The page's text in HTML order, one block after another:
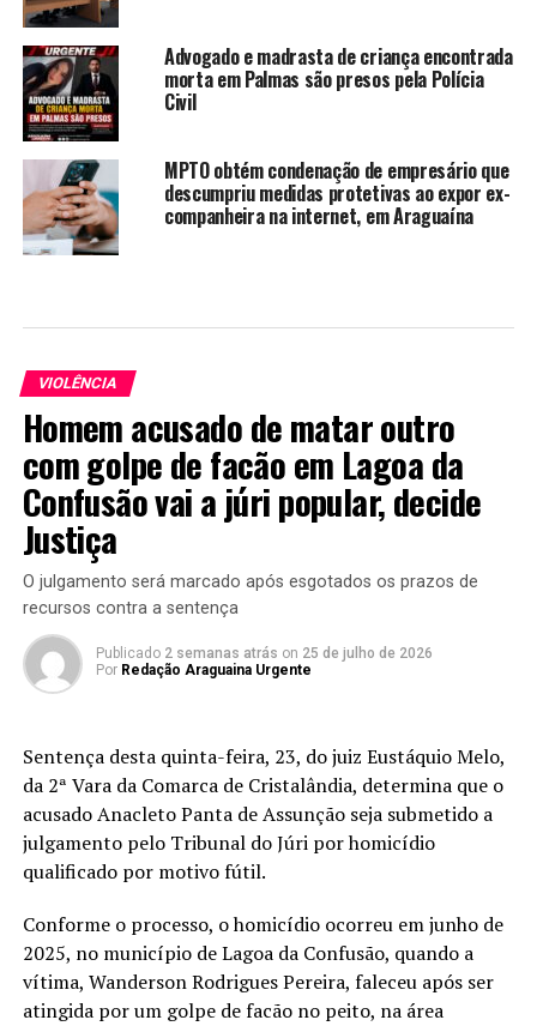
Advogado e madrasta de criança encontrada
morta em Palmas são presos pela Polícia
Civil
MPTO obtém condenação de empresário que
descumpriu medidas protetivas ao expor ex-
companheira na internet, em Araguaína
VIOLÊNCIA
Homem acusado de matar outro
com golpe de facão em Lagoa da
Confusão vai a júri popular, decide
Justiça
O julgamento será marcado após esgotados os prazos de
recursos contra a sentença
Publicado 2 semanas atrás on 25 de julho de 2026
Por Redação Araguaina Urgente
Sentença desta quinta-feira, 23, do juiz Eustáquio Melo,
da 2ª Vara da Comarca de Cristalândia, determina que o
acusado Anacleto Panta de Assunção seja submetido a
julgamento pelo Tribunal do Júri por homicídio
qualificado por motivo fútil.
Conforme o processo, o homicídio ocorreu em junho de
2025, no município de Lagoa da Confusão, quando a
vítima, Wanderson Rodrigues Pereira, faleceu após ser
atingida por um golpe de facão no peito, na área